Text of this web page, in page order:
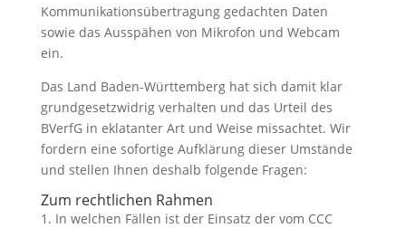
Kommunikationsübertragung gedachten Daten
sowie das Ausspähen von Mikrofon und Webcam
ein.
Das Land Baden-Württemberg hat sich damit klar
grundgesetzwidrig verhalten und das Urteil des
BVerfG in eklatanter Art und Weise missachtet. Wir
fordern eine sofortige Aufklärung dieser Umstände
und stellen Ihnen deshalb folgende Fragen:
Zum rechtlichen Rahmen
In welchen Fällen ist der Einsatz der vom CCC